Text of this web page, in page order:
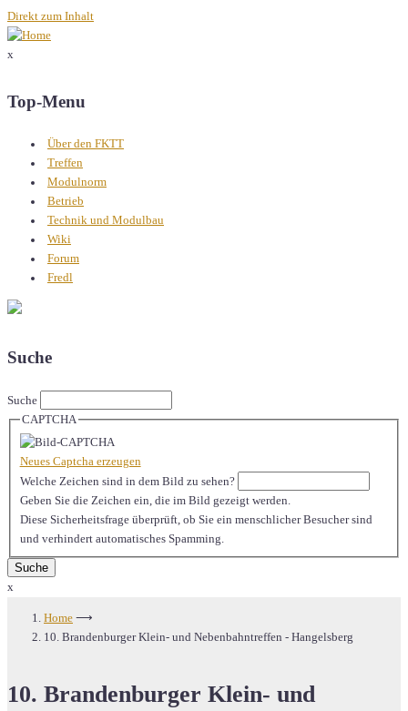
Direkt zum Inhalt
x
Top-Menu
Über den FKTT
Treffen
Modulnorm
Betrieb
Technik und Modulbau
Wiki
Forum
Fredl
Suche
Suche
CAPTCHA
Neues Captcha erzeugen
Welche Zeichen sind in dem Bild zu sehen?
Geben Sie die Zeichen ein, die im Bild gezeigt werden.
Diese Sicherheitsfrage überprüft, ob Sie ein menschlicher Besucher sind
und verhindert automatisches Spamming.
x
Home ⟶
10. Brandenburger Klein- und Nebenbahntreffen - Hangelsberg
10. Brandenburger Klein- und